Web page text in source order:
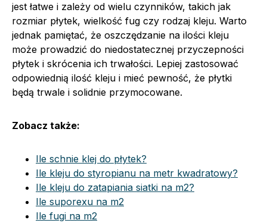
jest łatwe i zależy od wielu czynników, takich jak
rozmiar płytek, wielkość fug czy rodzaj kleju. Warto
jednak pamiętać, że oszczędzanie na ilości kleju
może prowadzić do niedostatecznej przyczepności
płytek i skrócenia ich trwałości. Lepiej zastosować
odpowiednią ilość kleju i mieć pewność, że płytki
będą trwale i solidnie przymocowane.
Zobacz także:
Ile schnie klej do płytek?
Ile kleju do styropianu na metr kwadratowy?
Ile kleju do zatapiania siatki na m2?
Ile suporexu na m2
Ile fugi na m2